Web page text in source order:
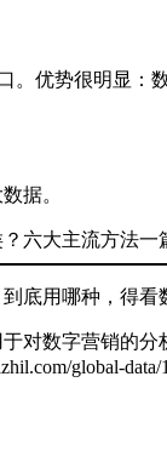
优势很明显
据。
用哪种，得
对数字营销的
global-data/